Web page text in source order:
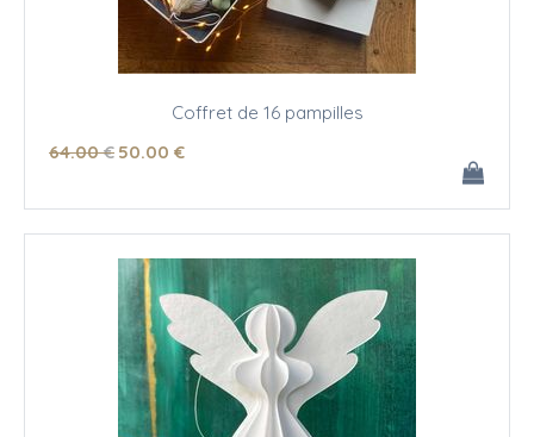
Coffret de 16 pampilles
64.00 € 50.00 €